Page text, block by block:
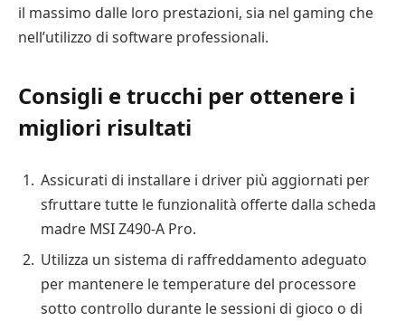
il massimo dalle loro prestazioni, sia nel gaming che
nell’utilizzo di software professionali.
Consigli e trucchi per ottenere i
migliori risultati
Assicurati di installare i driver più aggiornati per
sfruttare tutte le funzionalità offerte dalla scheda
madre MSI Z490-A Pro.
Utilizza un sistema di raffreddamento adeguato
per mantenere le temperature del processore
sotto controllo durante le sessioni di gioco o di